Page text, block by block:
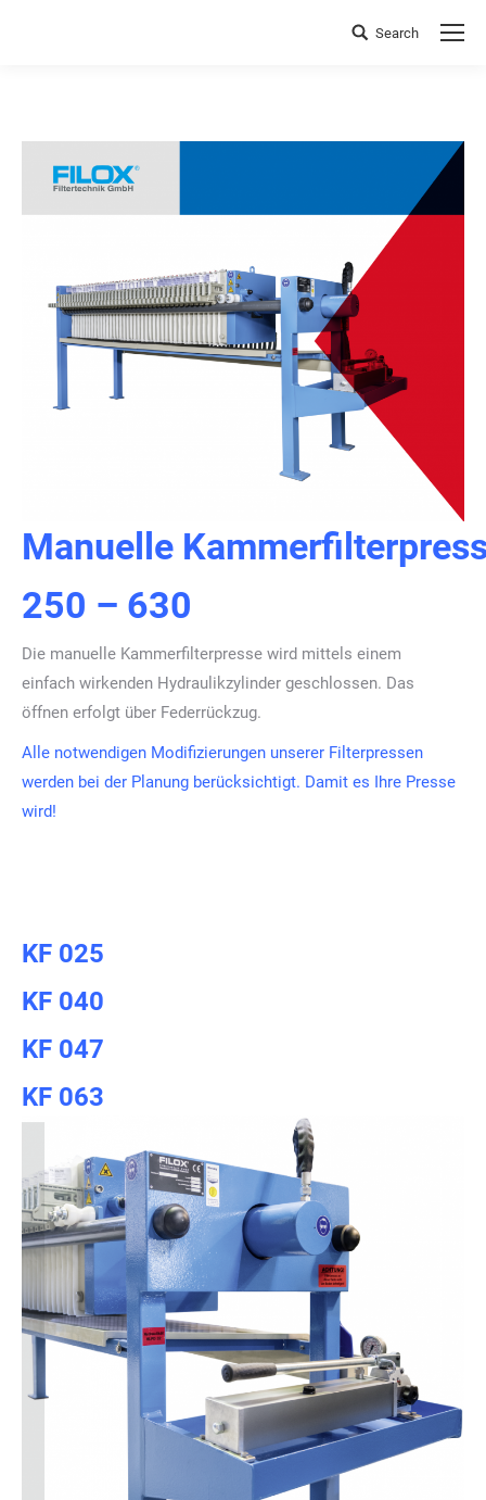
Search:
Search
Manuelle
250 – 630
Die manuelle Kammerfilterpresse wird mittels einem
einfach wirkenden Hydraulikzylinder geschlossen. Das
öffnen erfolgt über Federrückzug.
Alle notwendigen Modifizierungen unserer Filterpressen
werden bei der Planung berücksichtigt. Damit es Ihre Presse
wird!
KF 025
KF 040
KF 047
KF 063